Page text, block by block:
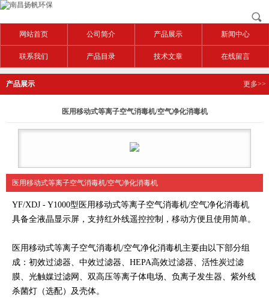
网站首页 公司简介 产品展示 新闻中心
联系我们 产品目录 技术文章 在线留言
产品展示 更多>>
医用移动式等离子空气消毒机/空气净化消毒机
医用移动式等离子空气消毒机/空气净化消毒机
YF/XDJ - Y1000型医用移动式等离子空气消毒机/空气净化消毒机
具备全液晶显示屏，支持红外线遥控控制，移动方便且使用简单。
医用移动式等离子空气消毒机/空气净化消毒机主要由以下部分组
成：初效过滤器、中效过滤器、HEPA高效过滤器、活性炭过滤
膜、光触媒过滤网、双高压等离子体电场、负离子发生器、紫外线
杀菌灯（选配）及壳体。